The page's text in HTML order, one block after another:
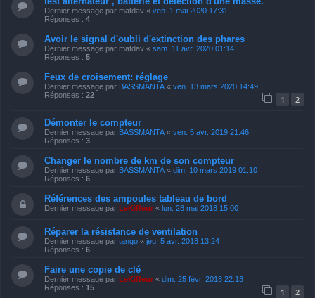
Dernier message par matdav « ven. 1 mai 2020 17:31
Réponses : 4
Avoir le signal d'oubli d'extinction des phares
Dernier message par matdav « sam. 11 avr. 2020 01:14
Réponses : 5
Feux de croisement: réglage
Dernier message par BASSMANTA « ven. 13 mars 2020 14:49
Réponses : 22 1 2
Démonter le compteur
Dernier message par BASSMANTA « ven. 5 avr. 2019 21:46
Réponses : 3
Changer le nombre de km de son compteur
Dernier message par BASSMANTA « dim. 10 mars 2019 01:10
Réponses : 6
Références des ampoules tableau de bord
Dernier message par LeKiffeur « lun. 28 mai 2018 15:00
Réparer la résistance de ventilation
Dernier message par tango « jeu. 5 avr. 2018 13:24
Réponses : 6
Faire une copie de clé
Dernier message par LeKiffeur « dim. 25 févr. 2018 22:13
Réponses : 15 1 2